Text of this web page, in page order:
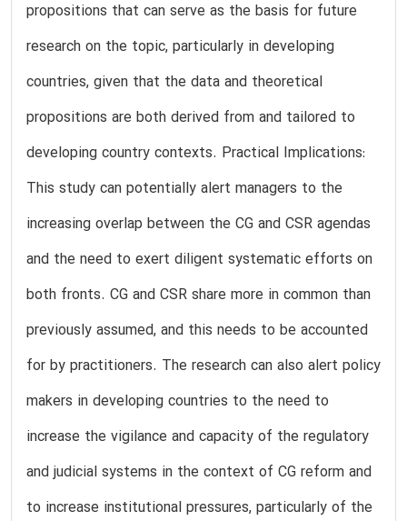
propositions that can serve as the basis for future
research on the topic, particularly in developing
countries, given that the data and theoretical
propositions are both derived from and tailored to
developing country contexts. Practical Implications:
This study can potentially alert managers to the
increasing overlap between the CG and CSR agendas
and the need to exert diligent systematic efforts on
both fronts. CG and CSR share more in common than
previously assumed, and this needs to be accounted
for by practitioners. The research can also alert policy
makers in developing countries to the need to
increase the vigilance and capacity of the regulatory
and judicial systems in the context of CG reform and
to increase institutional pressures, particularly of the